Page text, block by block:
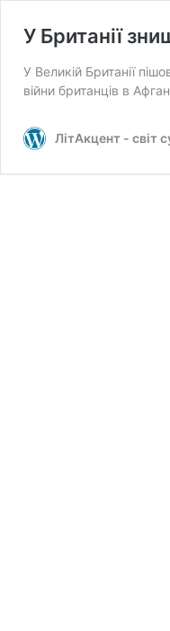
У Британії
У Великій Британії
війни британців в
ЛітАкцент - світ